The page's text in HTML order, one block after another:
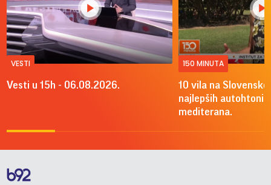
VESTI
Vesti u 15h - 06.08.2026.
150 MINUTA
10 vila na
najlepših
mediterana.